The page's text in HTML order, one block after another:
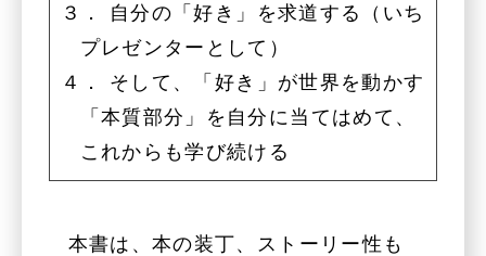
３． 自分の「好き」を求道する（いち
プレゼンターとして）
４． そして、「好き」が世界を動かす
「本質部分」を自分に当てはめて、
これからも学び続ける
本書は、本の装丁、ストーリー性も